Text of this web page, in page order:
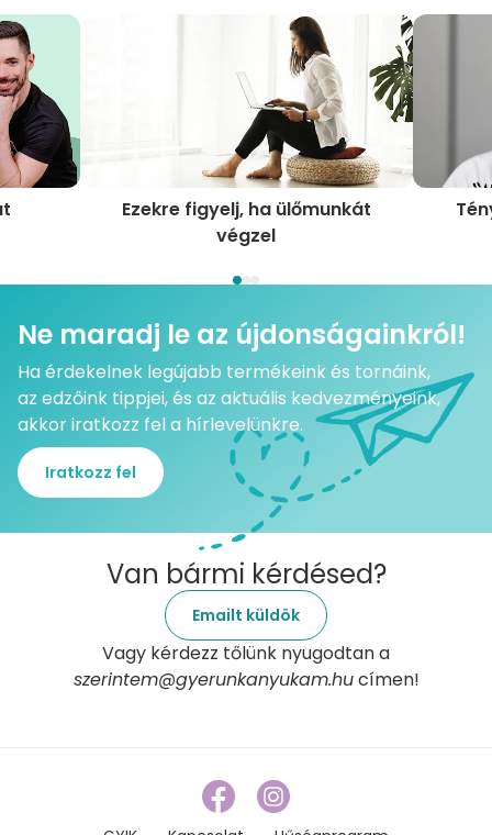
Ezekre figyelj, ha ülőmunkát
végzel
Ne maradj le az újdonságainkról!
Ha érdekelnek legújabb termékeink és tornáink,
az edzőink tippjei, és az aktuális kedvezményeink,
akkor iratkozz fel a hírlevelünkre.
Iratkozz fel
Van bármi kérdésed?
Emailt küldök
Vagy kérdezz tőlünk nyugodtan a
szerintem@gyerunkanyukam.hucímen!